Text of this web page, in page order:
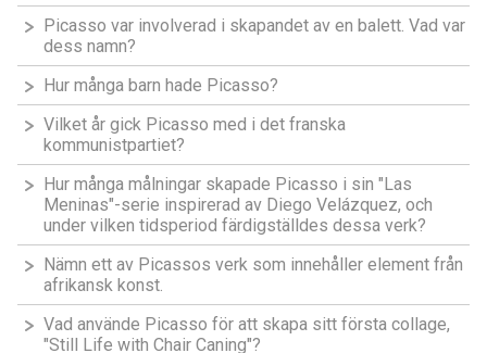
Picasso var involverad i skapandet av en balett. Vad var
dess namn?
Hur många barn hade Picasso?
Vilket år gick Picasso med i det franska
kommunistpartiet?
Hur många målningar skapade Picasso i sin "Las
Meninas"-serie inspirerad av Diego Velázquez, och
under vilken tidsperiod färdigställdes dessa verk?
Nämn ett av Picassos verk som innehåller element från
afrikansk konst.
Vad använde Picasso för att skapa sitt första collage,
"Still Life with Chair Caning"?